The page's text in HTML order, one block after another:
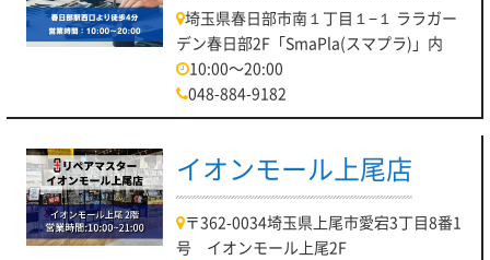
埼玉県春日部市南１丁目１−１ ララガー
デン春日部2F「SmaPla(スマプラ)」内
10:00～20:00
048-884-9182
イオンモール上尾店
〒362-0034埼玉県上尾市愛宕3丁目8番1
号 イオンモール上尾2F